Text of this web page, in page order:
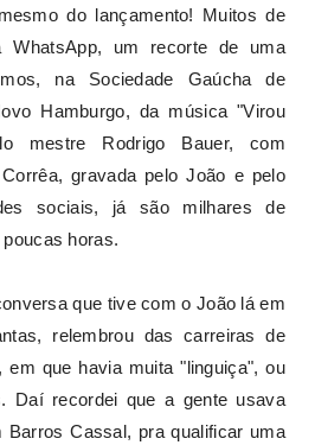
do lançamento! Muitos de
WhatsApp, um recorte de uma
na Sociedade Gaúcha de
Hamburgo, da música "Virou
mestre Rodrigo Bauer, com
gravada pelo João e pelo
sociais, já são milhares de
horas.
que tive com o João lá em
relembrou das carreiras de
em que havia muita "linguiça", ou
Daí recordei que a gente usava
Barros Cassal, pra qualificar uma